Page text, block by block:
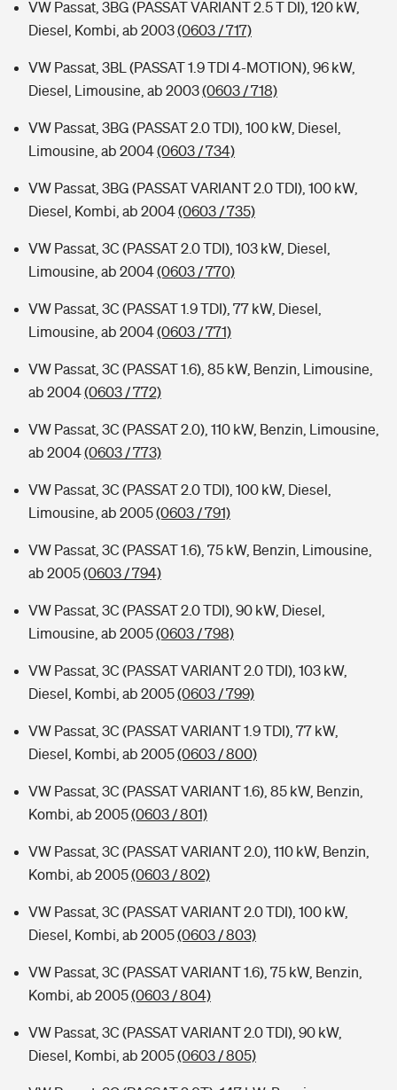
VW Passat, 3BG (PASSAT VARIANT 2.5 T DI), 120 kW,
Diesel, Kombi, ab 2003(0603 / 717)
VW Passat, 3BL (PASSAT 1.9 TDI 4-MOTION), 96 kW,
Diesel, Limousine, ab 2003(0603 / 718)
VW Passat, 3BG (PASSAT 2.0 TDI), 100 kW, Diesel,
Limousine, ab 2004(0603 / 734)
VW Passat, 3BG (PASSAT VARIANT 2.0 TDI), 100 kW,
Diesel, Kombi, ab 2004(0603 / 735)
VW Passat, 3C (PASSAT 2.0 TDI), 103 kW, Diesel,
Limousine, ab 2004(0603 / 770)
VW Passat, 3C (PASSAT 1.9 TDI), 77 kW, Diesel,
Limousine, ab 2004(0603 / 771)
VW Passat, 3C (PASSAT 1.6), 85 kW, Benzin, Limousine,
ab 2004(0603 / 772)
VW Passat, 3C (PASSAT 2.0), 110 kW, Benzin, Limousine,
ab 2004(0603 / 773)
VW Passat, 3C (PASSAT 2.0 TDI), 100 kW, Diesel,
Limousine, ab 2005(0603 / 791)
VW Passat, 3C (PASSAT 1.6), 75 kW, Benzin, Limousine,
ab 2005(0603 / 794)
VW Passat, 3C (PASSAT 2.0 TDI), 90 kW, Diesel,
Limousine, ab 2005(0603 / 798)
VW Passat, 3C (PASSAT VARIANT 2.0 TDI), 103 kW,
Diesel, Kombi, ab 2005(0603 / 799)
VW Passat, 3C (PASSAT VARIANT 1.9 TDI), 77 kW,
Diesel, Kombi, ab 2005(0603 / 800)
VW Passat, 3C (PASSAT VARIANT 1.6), 85 kW, Benzin,
Kombi, ab 2005(0603 / 801)
VW Passat, 3C (PASSAT VARIANT 2.0), 110 kW, Benzin,
Kombi, ab 2005(0603 / 802)
VW Passat, 3C (PASSAT VARIANT 2.0 TDI), 100 kW,
Diesel, Kombi, ab 2005(0603 / 803)
VW Passat, 3C (PASSAT VARIANT 1.6), 75 kW, Benzin,
Kombi, ab 2005(0603 / 804)
VW Passat, 3C (PASSAT VARIANT 2.0 TDI), 90 kW,
Diesel, Kombi, ab 2005(0603 / 805)